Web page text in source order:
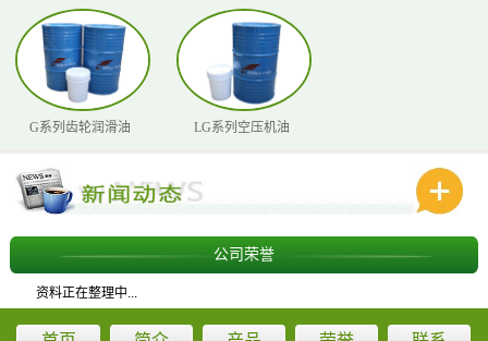
G系列齿轮润滑油 LG系列空压机油
公司荣誉
资料正在整理中...